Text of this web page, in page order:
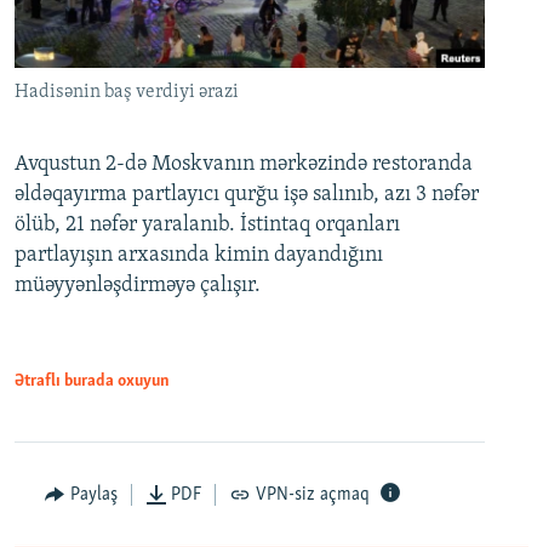
Hadisənin baş verdiyi ərazi
Avqustun 2-də Moskvanın mərkəzində restoranda
əldəqayırma partlayıcı qurğu işə salınıb, azı 3 nəfər
ölüb, 21 nəfər yaralanıb. İstintaq orqanları
partlayışın arxasında kimin dayandığını
müəyyənləşdirməyə çalışır.
Ətraflı burada oxuyun
Paylaş PDF VPN-siz açmaq